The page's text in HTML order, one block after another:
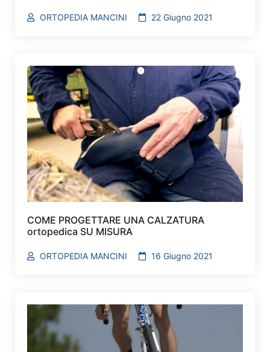
ORTOPEDIA MANCINI 22 Giugno 2021
COME PROGETTARE UNA CALZATURA
ortopedica SU MISURA
ORTOPEDIA MANCINI 16 Giugno 2021